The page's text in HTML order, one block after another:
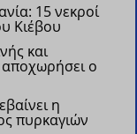
15 νεκροί
Κιέβου
και
αποχωρήσει ο
η
πυρκαγιών